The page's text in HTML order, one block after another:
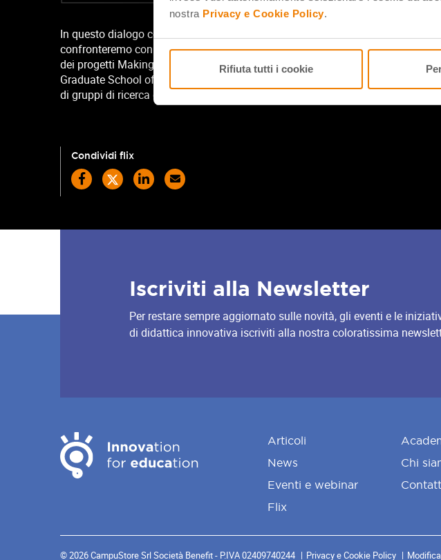
nostra Privacy e Cookie Policy.
Rifiuta tutti i cookie
In questo dialogo conclusivo e poetico che chiude il ciclo di webinar dedicati
confronteremo con Silvia Panzavolta, psicologa-psicoterapeuta e mediatrice
dei progetti Making Learning and Thinking Visible in Italian Secondary
Graduate School of Education di Harvard e Indire – e La didattica
di gruppi di ricerca di Indire legati ai progetti Avanguardie educative e Scientix.
Condividi flix
Iscriviti alla Newsletter
Per restare sempre aggiornato sulle novità, gli eventi e le
di didattica innovativa iscriviti alla nostra coloratissima
Articoli
News
Eventi e webinar
Flix
Chi
© 2026 CampuStore Srl Società Benefit - P.IVA 02409740244 Privacy e Cookie Policy